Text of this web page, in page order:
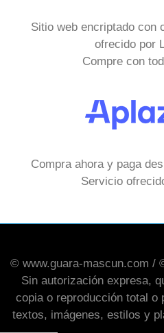
Sitio web encriptado con
ofrecido por
Compre con
Compra ahora y paga
Servicio
© www.guara-mascun.com /
Sin autorización expresa,
copia o reproducción total o
textos, imágenes, estilos y